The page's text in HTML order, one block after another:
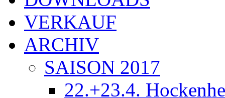
VERKAUF
ARCHIV
SAISON 2017
22.+23.4.